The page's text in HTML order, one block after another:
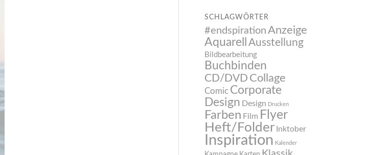
SCHLAGWÖRTER
#endspiration Anzeige
Aquarell
Ausstellung
Bildbearbeitung
Buchbinden
CD/DVD Collage
Comic Corporate
Design Design Drucken
Farben Film Flyer
Heft/Folder Inktober
Inspiration Kalender